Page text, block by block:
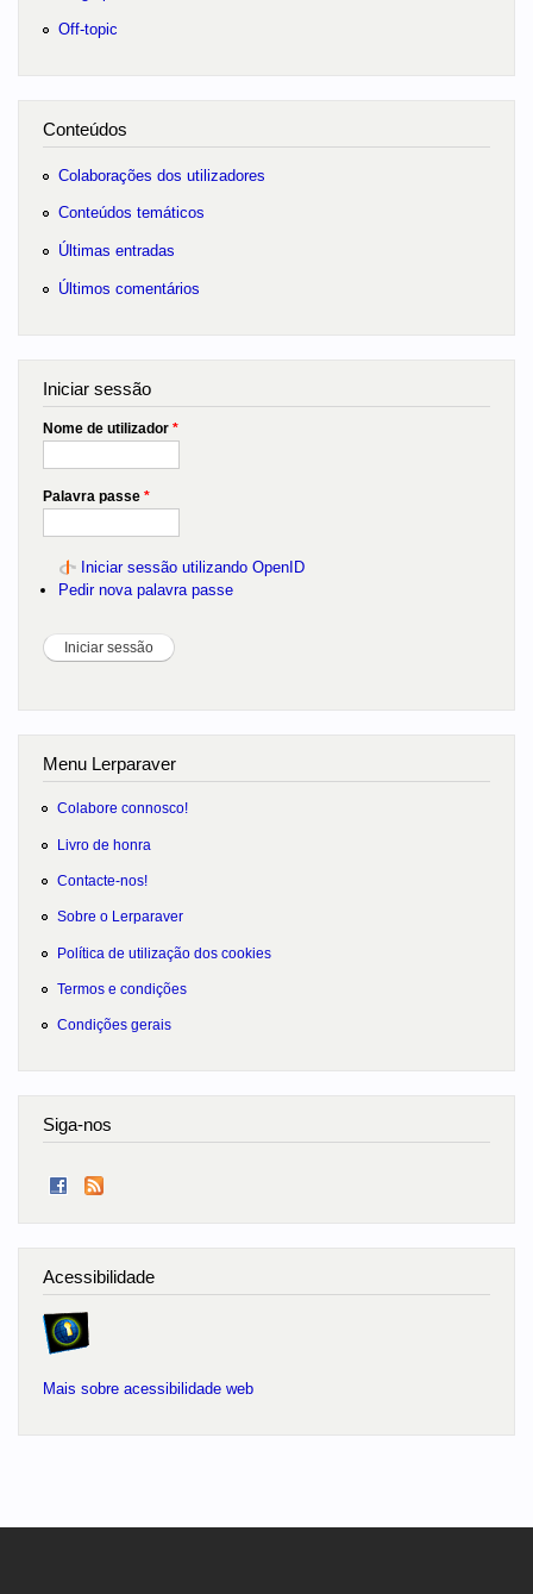
Off-topic
Conteúdos
Colaborações dos utilizadores
Conteúdos temáticos
Últimas entradas
Últimos comentários
Iniciar sessão
Nome de utilizador *
Palavra passe *
Iniciar sessão utilizando OpenID
Pedir nova palavra passe
Menu Lerparaver
Colabore connosco!
Livro de honra
Contacte-nos!
Sobre o Lerparaver
Política de utilização dos cookies
Termos e condições
Condições gerais
Siga-nos
Acessibilidade
Mais sobre acessibilidade web